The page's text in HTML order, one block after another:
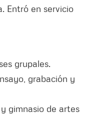
Entró en servicio
grupales.
grabación y
gimnasio de artes